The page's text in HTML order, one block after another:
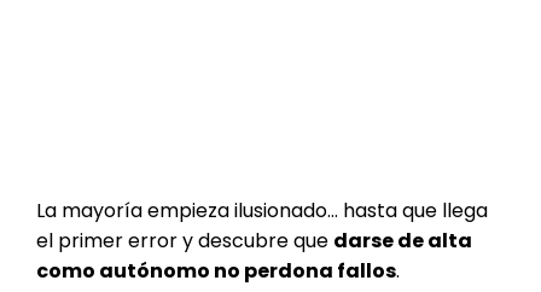
La mayoría empieza ilusionado… hasta que llega
el primer error y descubre que darse de alta
como autónomo no perdona fallos.